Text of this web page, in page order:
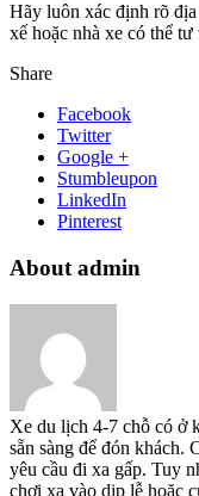
Hãy luôn xác định rõ
xế hoặc nhà xe có thể
Share
Facebook
Twitter
Google +
Stumbleupon
LinkedIn
Pinterest
About admin
Xe du lịch 4-7 chỗ có ở
sẵn sàng để đón khách.
yêu cầu đi xa gấp. Tuy
chơi xa vào dịp lễ hoặc